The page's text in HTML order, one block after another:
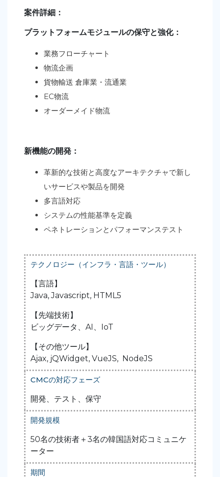
案件詳細：
プラットフォームモジュールの保守と強化：
業務フローチャート
物流企画
貨物輸送 倉庫業・流通業
EC物流
オーダーメイド物流
新機能の開発：
革新的な技術と高度なアーキテクチャで新し
いサービスや製品を開発
多言語対応
システムの性能基準を定義
ペネトレーションとパフォーマンステスト
テクノロジー（インフラ・言語・ツール）
【言語】
Java, Javascript, HTML5
【先端技術】
ビッグデータ、AI、IoT
【その他ツール】
Ajax, jQWidget, VueJS, NodeJS
CMCの対応フェーズ
開発、テスト、保守
開発規模
50名の技術者＋3名の韓国語対応コミュニケ
ーター
期間